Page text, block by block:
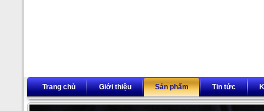
Trang chủ Giới thiệu Sản phẩm Tin tức